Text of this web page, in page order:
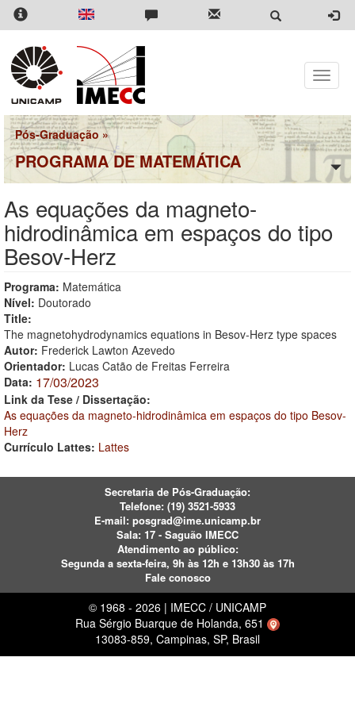
Pular
para
conteúdo
principal
Toggle
Pós-Graduação »
PROGRAMA DE MATEMÁTICA
As equações da magneto-
hidrodinâmica em espaços do tipo
Besov-Herz
Programa: Matemática
Nível: Doutorado
Title:
The magnetohydrodynamics equations in Besov-Herz type spaces
Autor: Frederick Lawton Azevedo
Orientador: Lucas Catão de Freitas Ferreira
Data: 17/03/2023
Link da Tese / Dissertação:
As equações da magneto-hidrodinâmica em espaços do tipo Besov-
Herz
Currículo Lattes: Lattes
Secretaria de Pós-Graduação:
Telefone: (19) 3521-5933
E-mail: posgrad@ime.unicamp.br
Sala: 17 - Saguão IMECC
Atendimento ao público:
Segunda a sexta-feira, 9h às 12h e 13h30 às 17h
Fale conosco
© 1968 - 2026 | IMECC / UNICAMP
Rua Sérgio Buarque de Holanda, 651
13083-859, Campinas, SP, Brasil